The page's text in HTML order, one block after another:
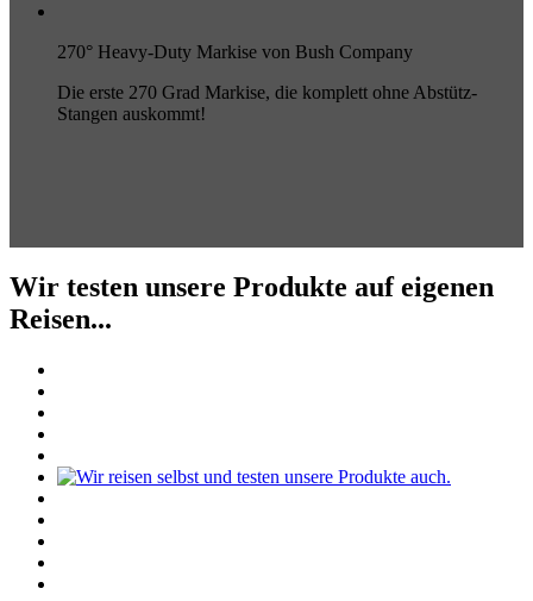
270° Heavy-Duty Markise von Bush Company
Die erste 270 Grad Markise, die komplett ohne Abstütz-
Stangen auskommt!
Wir testen unsere Produkte auf eigenen
Reisen...